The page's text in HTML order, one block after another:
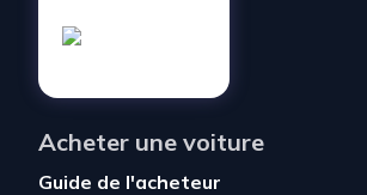
Acheter une voiture
Guide de l'acheteur